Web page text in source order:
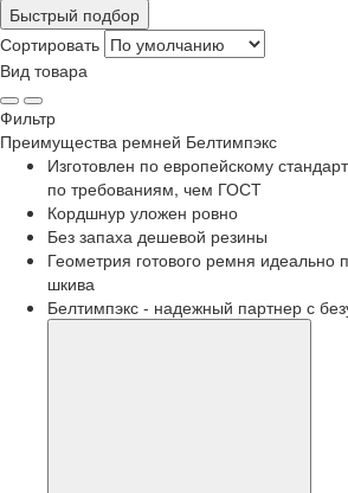
Быстрый подбор
Сортировать
Вид товара
Фильтр
Преимущества ремней Белтимпэкс
Изготовлен по европейскому
по требованиям, чем ГОСТ
Кордшнур уложен ровно
Без запаха дешевой резины
Геометрия готового ремня идеально
шкива
Белтимпэкс - надежный партнер с